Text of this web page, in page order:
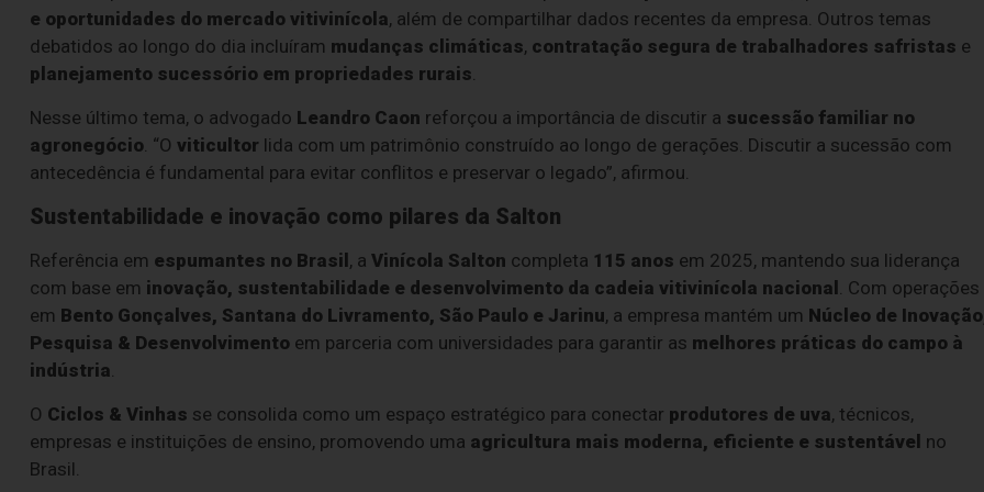
e oportunidades do mercado vitivinícola, além de compartilhar dados recentes da empresa. Outros temas
debatidos ao longo do dia incluíram mudanças climáticas, contratação segura de trabalhadores safristas e
planejamento sucessório em propriedades rurais
Nesse último tema, o advogado Leandro Caon reforçou a importância de discutir a sucessão familiar no
agronegócio . “O viticultor lida com um patrimônio construído ao longo de gerações. Discutir a sucessão com
antecedência é fundamental para evitar conflitos e preservar o legado”, afirmou.
Sustentabilidade e inovação como pilares da Salton
Referência em espumantes no Brasil, a Vinícola Salton completa 115 anos em 2025, mantendo sua liderança
com base em inovação, sustentabilidade e desenvolvimento da cadeia vitivinícola nacional . Com operações
em Bento Gonçalves, Santana do Livramento, São Paulo e Jarinu, a empresa mantém um Núcleo de
Pesquisa & Desenvolvimento em parceria com universidades para garantir as melhores práticas do campo à
indústria
O Ciclos & Vinhas se consolida como um espaço estratégico para conectar produtores de uva, técnicos,
empresas e instituições de ensino, promovendo uma agricultura mais moderna, eficiente e sustentável no
Brasil.